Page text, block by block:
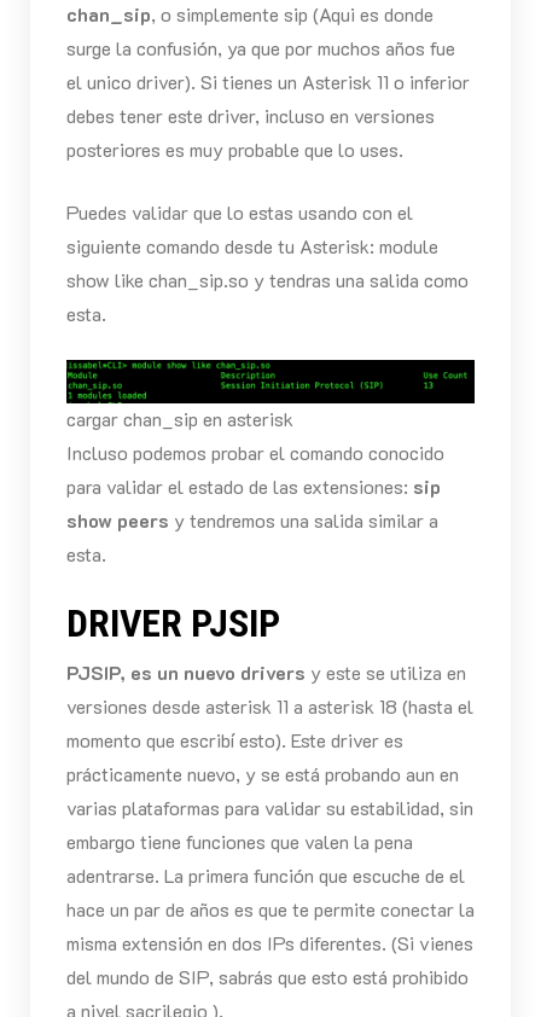
chan_sip, o simplemente sip (Aqui es donde
surge la confusión, ya que por muchos años fue
el unico driver). Si tienes un Asterisk 11 o inferior
debes tener este driver, incluso en versiones
posteriores es muy probable que lo uses.
Puedes validar que lo estas usando con el
siguiente comando desde tu Asterisk: module
show like chan_sip.so y tendras una salida como
esta.
cargar chan_sip en asterisk
Incluso podemos probar el comando conocido
para validar el estado de las extensiones: sip
show peers y tendremos una salida similar a
esta.
DRIVER PJSIP
PJSIP, es un nuevo drivers y este se utiliza en
versiones desde asterisk 11 a asterisk 18 (hasta el
momento que escribí esto). Este driver es
prácticamente nuevo, y se está probando aun en
varias plataformas para validar su estabilidad, sin
embargo tiene funciones que valen la pena
adentrarse. La primera función que escuche de el
hace un par de años es que te permite conectar la
misma extensión en dos IPs diferentes. (Si vienes
del mundo de SIP, sabrás que esto está prohibido
a nivel sacrilegio ).